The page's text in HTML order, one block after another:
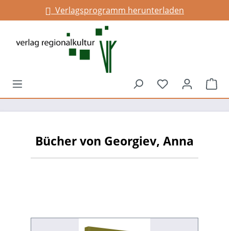
springenVerlagsprogramm herunterladen
Du hast 0
Bücher von Georgiev, Anna